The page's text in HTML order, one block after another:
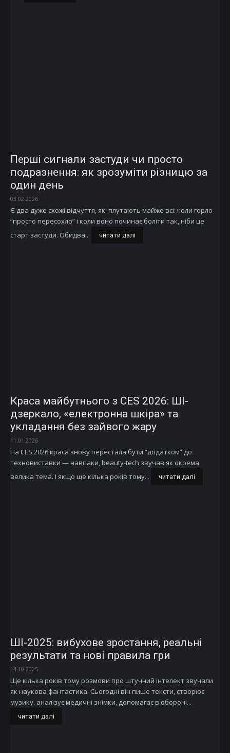
Перші сигнали застуди чи просто
подразнення: як зрозуміти різницю за
один день
03.02.2026
Є два дуже схожі відчуття, які плутають майже всі: коли горло
“просто пересохло” і коли воно починає боліти так, ніби це
старт застуди. Обидва...
читати далі
Краса майбутнього з CES 2026: ШІ-
дзеркало, «електронна шкіра» та
укладання без зайвого жару
11.01.2026
На CES 2026 краса знову перестала бути “додатком” до
техновиставки — навпаки, beauty-tech звучав як окрема
велика тема. І якщо ще кілька років тому...
читати далі
ШІ-2025: вибухове зростання, реальні
результати та нові правила гри
14.10.2025
Ще кілька років тому розмови про штучний інтелект звучали
як наукова фантастика. Сьогодні він пише тексти, створює
музику, аналізує медичні знімки, допомагає в обороні...
читати далі